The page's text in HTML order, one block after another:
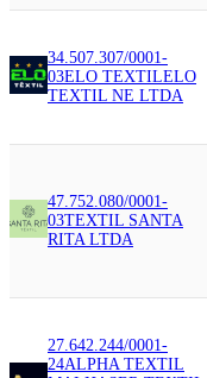
34.507.307/0001-
03ELO TEXTILELO
TEXTIL NE LTDA
47.752.080/0001-
03TEXTIL SANTA
RITA LTDA
27.642.244/0001-
24ALPHA TEXTIL